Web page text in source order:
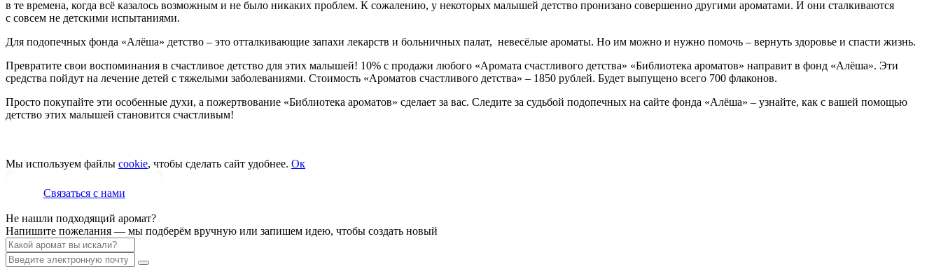
в те времена, когда всё казалось возможным и не было никаких проблем. К сожалению, у некоторых малышей детство пронизано совершенно другими ароматами. И они сталкиваются
с совсем не детскими испытаниями.
Для подопечных фонда «Алёша» детство – это отталкивающие запахи лекарств и больничных палат, невесёлые ароматы. Но им можно и нужно помочь – вернуть здоровье и спасти жизнь.
Превратите свои воспоминания в счастливое детство для этих малышей! 10% с продажи любого «Аромата счастливого детства» «Библиотека ароматов» направит в фонд «Алёша». Эти
средства пойдут на лечение детей с тяжелыми заболеваниями. Стоимость «Ароматов счастливого детства» – 1850 рублей. Будет выпущено всего 700 флаконов.
Просто покупайте эти особенные духи, а пожертвование «Библиотека ароматов» сделает за вас. Следите за судьбой подопечных на сайте фонда «Алёша» – узнайте, как с вашей помощью
детство этих малышей становится счастливым!
Мы используем файлы cookie, чтобы сделать сайт удобнее. Ок
Связаться с нами
Не нашли подходящий аромат?
Напишите пожелания — мы подберём вручную или запишем идею, чтобы создать новый